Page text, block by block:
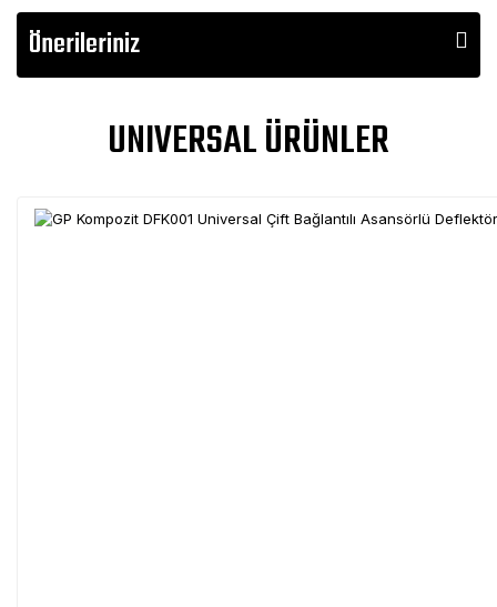
Önerileriniz
UNIVERSAL ÜRÜNLER